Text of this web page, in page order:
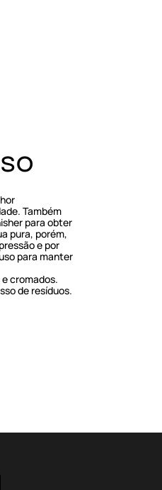
Também
para obter
pura, porém,
e por
para manter
cromados.
de resíduos.